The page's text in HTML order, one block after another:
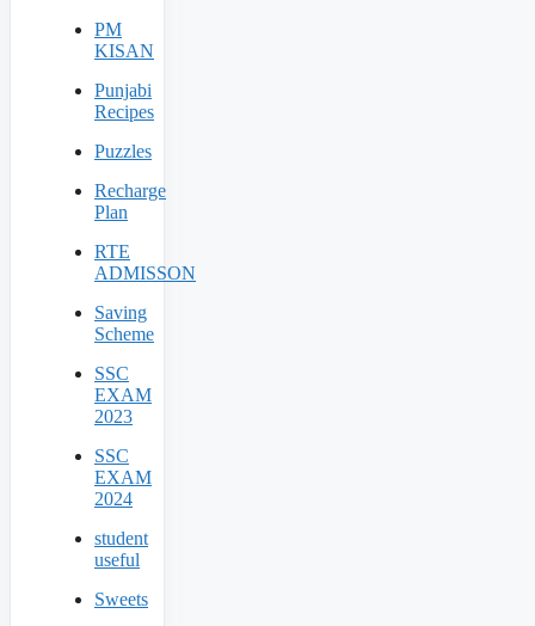
PM
KISAN
Punjabi
Recipes
Puzzles
Recharge
Plan
RTE
ADMISSON
Saving
Scheme
SSC
EXAM
2023
SSC
EXAM
2024
student
useful
Sweets